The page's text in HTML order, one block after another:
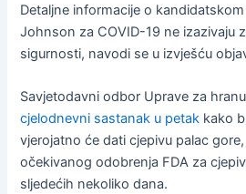
Detaljne informacije o
Johnson za COVID-19 ne izazivaju
sigurnosti, navodi se u izvješću
Savjetodavni odbor Uprave za
cjelodnevni sastanak u petak kako
vjerojatno će dati cjepivu palac
očekivanog odobrenja FDA za
sljedećih nekoliko dana.